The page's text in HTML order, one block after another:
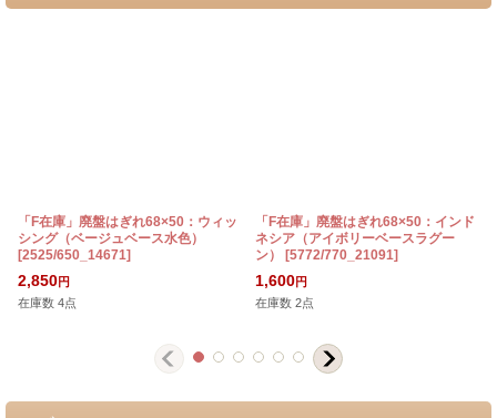
「F在庫」廃盤はぎれ68×50：ウィッ
シング（ベージュベース水色）
[2525/650_14671]
2,850円
在庫数 4点
「F在庫」廃盤はぎれ68×50：インド
ネシア（アイボリーベースラグー
ン）
[5772/770_21091]
1,600円
在庫数 2点